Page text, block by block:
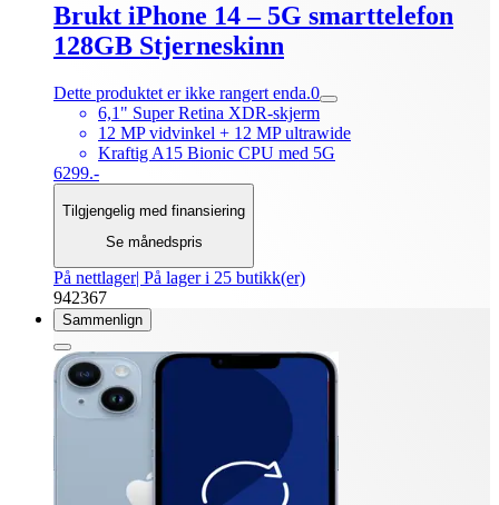
Brukt iPhone 14 – 5G smarttelefon
128GB Stjerneskinn
Dette produktet er ikke rangert enda.0
6,1" Super Retina XDR-skjerm
12 MP vidvinkel + 12 MP ultrawide
Kraftig A15 Bionic CPU med 5G
6299.-
Tilgjengelig med finansiering
Se månedspris
På nettlager| På lager i 25 butikk(er)
942367
Sammenlign